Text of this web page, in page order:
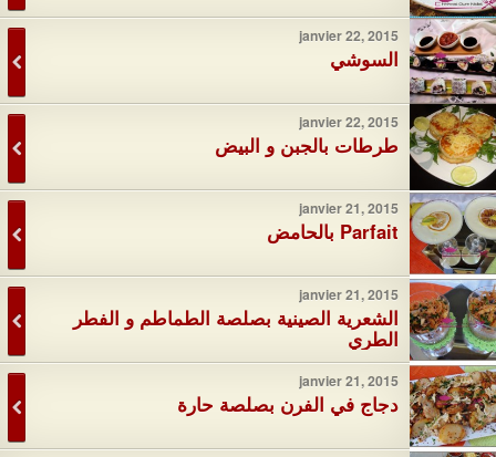
janvier 22, 2015
السوشي
janvier 22, 2015
طرطات بالجبن و البيض
janvier 21, 2015
Parfait بالحامض
janvier 21, 2015
الشعرية الصينية بصلصة الطماطم و الفطر
الطري
janvier 21, 2015
دجاج في الفرن بصلصة حارة